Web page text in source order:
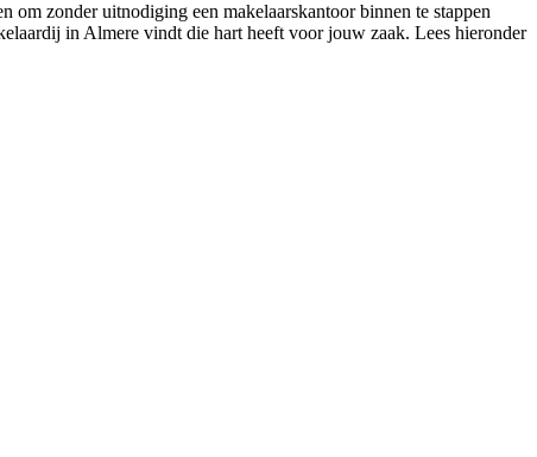
om zonder uitnodiging een makelaarskantoor binnen te stappen
in Almere vindt die hart heeft voor jouw zaak. Lees hieronder